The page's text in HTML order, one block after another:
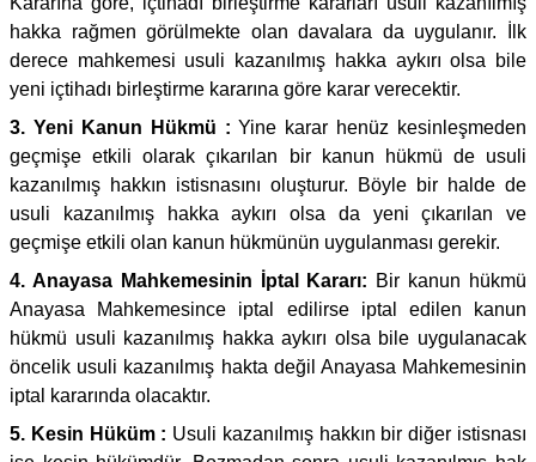
hakka rağmen görülmekte olan davalara da uygulanır. İlk
derece mahkemesi usuli kazanılmış hakka aykırı olsa bile
yeni içtihadı birleştirme kararına göre karar verecektir.
3. Yeni Kanun Hükmü : Yine karar henüz kesinleşmeden
geçmişe etkili olarak çıkarılan bir kanun hükmü de usuli
kazanılmış hakkın istisnasını oluşturur. Böyle bir halde de
usuli kazanılmış hakka aykırı olsa da yeni çıkarılan ve
geçmişe etkili olan kanun hükmünün uygulanması gerekir.
4. Anayasa Mahkemesinin İptal Kararı: Bir kanun hükmü
Anayasa Mahkemesince iptal edilirse iptal edilen kanun
hükmü usuli kazanılmış hakka aykırı olsa bile uygulanacak
öncelik usuli kazanılmış hakta değil Anayasa Mahkemesinin
iptal kararında olacaktır.
5. Kesin Hüküm : Usuli kazanılmış hakkın bir diğer istisnası